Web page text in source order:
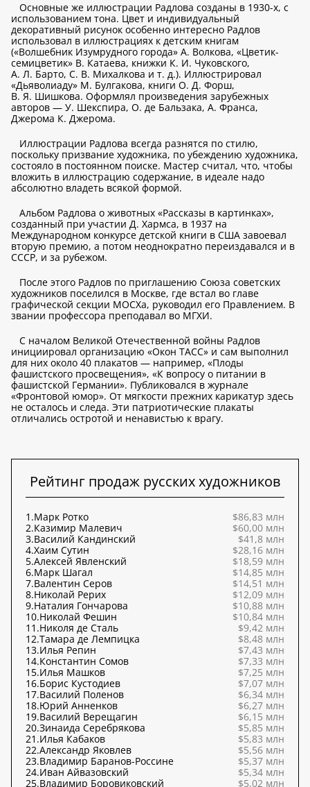
Основные же иллюстрации Радлова созданы в 1930-х, с
использованием тона. Цвет и индивидуальный
декоративный рисунок особенно интересно Радлов
использовал в иллюстрациях к детским книгам
(«Волшебник Изумрудного города» А. Волкова, «Цветик-
семицветик» В. Катаева, книжки К. И. Чуковского,
А. Л. Барто, С. В. Михалкова и т. д.). Иллюстрировал
«Дьяволиаду» М. Булгакова, книги О. Д. Форш,
В. Я. Шишкова. Оформлял произведения зарубежных
авторов — У. Шекспира, О. де Бальзака, А. Франса,
Джерома К. Джерома.
Иллюстрации Радлова всегда разнятся по стилю,
поскольку призвание художника, по убеждению художника,
состояло в постоянном поиске. Мастер считал, что, чтобы
вложить в иллюстрацию содержание, в идеале надо
абсолютно владеть всякой формой.
Альбом Радлова о животных «Рассказы в картинках»,
созданный при участии Д. Хармса, в 1937 на
Международном конкурсе детской книги в США завоевал
вторую премию, а потом неоднократно переиздавался и в
СССР, и за рубежом.
После этого Радлов по приглашению Союза советских
художников поселился в Москве, где встал во главе
графической секции МОСХа, руководил его Правлением. В
звании профессора преподавал во МГХИ.
С началом Великой Отечественной войны Радлов
инициировал организацию «Окон ТАСС» и сам выполнил
для них около 40 плакатов — например, «Плоды
фашистского просвещения», «К вопросу о питании в
фашистской Германии». Публиковался в журнале
«Фронтовой юмор». От мягкости прежних карикатур здесь
не осталось и следа. Эти патриотические плакаты
отличались остротой и ненавистью к врагу.
Рейтинг продаж русских художников
1.Марк Ротко
$86,83 млн
2.Казимир Малевич
$60,00 млн
3.Василий Кандинский
$41,8 млн
4.Хаим Сутин
$28,16 млн
5.Алексей Явленский
$18,59 млн
6.Марк Шагал
$14,85 млн
7.Валентин Серов
$14,51 млн
8.Николай Рерих
$12,09 млн
9.Наталия Гончарова
$10,88 млн
10.Николай Фешин
$10,84 млн
11.Николя де Сталь
$9,42 млн
12.Тамара де Лемпицка
$8,48 млн
13.Илья Репин
$7,43 млн
14.Константин Сомов
$7,33 млн
15.Илья Машков
$7,25 млн
16.Борис Кустодиев
$7,07 млн
17.Василий Поленов
$6,34 млн
18.Юрий Анненков
$6,27 млн
19.Василий Верещагин
$6,15 млн
20.Зинаида Серебрякова
$5,85 млн
21.Илья Кабаков
$5,83 млн
22.Александр Яковлев
$5,56 млн
23.Владимир Баранов-Россине
$5,37 млн
24.Иван Айвазовский
$5,34 млн
25.Владимир Боровиковский $5,02 млн